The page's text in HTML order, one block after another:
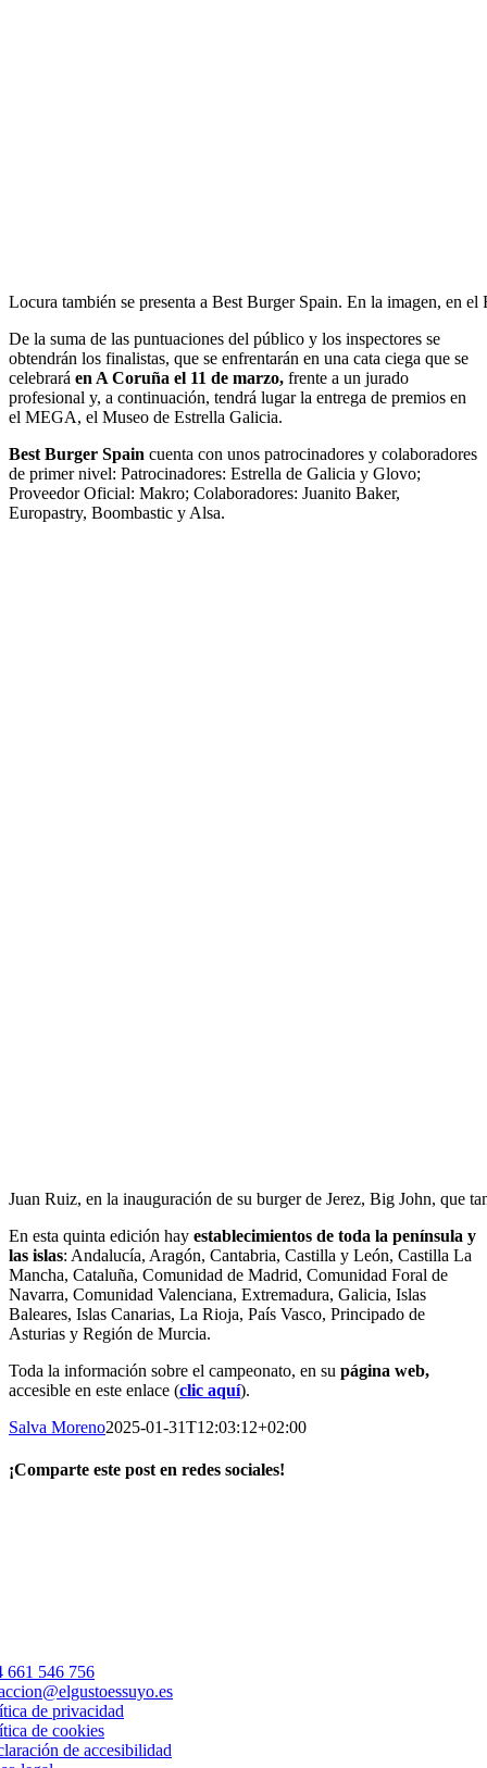
Locura también se presenta a Best Burger Spain. En la imagen, en
De la suma de las puntuaciones del público y los inspectores se
obtendrán los finalistas, que se enfrentarán en una cata ciega que se
celebrará en A Coruña el 11 de marzo, frente a un jurado
profesional y, a continuación, tendrá lugar la entrega de premios en
el MEGA, el Museo de Estrella Galicia.
Best Burger Spain cuenta con unos patrocinadores y colaboradores
de primer nivel: Patrocinadores: Estrella de Galicia y Glovo;
Proveedor Oficial: Makro; Colaboradores: Juanito Baker,
Europastry, Boombastic y Alsa.
Juan Ruiz, en la inauguración de su burger de Jerez, Big John, que
En esta quinta edición hay establecimientos de toda la península y
las islas: Andalucía, Aragón, Cantabria, Castilla y León, Castilla La
Mancha, Cataluña, Comunidad de Madrid, Comunidad Foral de
Navarra, Comunidad Valenciana, Extremadura, Galicia, Islas
Baleares, Islas Canarias, La Rioja, País Vasco, Principado de
Asturias y Región de Murcia.
Toda la información sobre el campeonato, en su página web,
accesible en este enlace (clic aquí).
Salva Moreno2025-01-31T12:03:12+02:00
¡Comparte este post en redes sociales!
661 546 756
de privacidad
de cookies
de accesibilidad